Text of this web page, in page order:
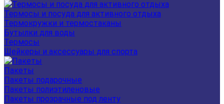
Термосы и посуда для активного отдыха
Термокружки и термостаканы
Бутылки для воды
Термосы
Шейкеры и аксессуары для спорта
Пакеты
Пакеты подарочные
Пакеты полиэтиленовые
Пакеты прозрачные под ленту